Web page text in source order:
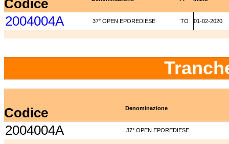
Codice
2004004A 37° OPEN EPOREDIESE TO 01-02-2020
Codice Denominazione
2004004A 37° OPEN EPOREDIESE